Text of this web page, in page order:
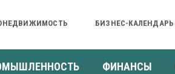
БИЗНЕС-КАЛЕНДАРЬ
ФИНАНСЫ